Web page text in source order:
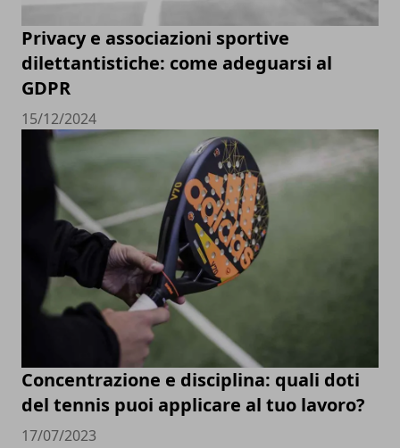
Privacy e associazioni sportive
dilettantistiche: come adeguarsi al
GDPR
15/12/2024
Concentrazione e disciplina: quali doti
del tennis puoi applicare al tuo lavoro?
17/07/2023